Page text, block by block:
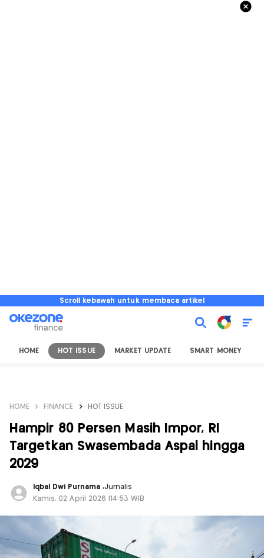
Scroll kebawah untuk membaca artikel
HOME HOT ISSUE MARKET UPDATE SMART MONEY
HOME FINANCE HOT ISSUE
Hampir 80 Persen Masih Impor, RI
Targetkan Swasembada Aspal hingga
2029
Iqbal Dwi Purnama ,Jurnalis
Kamis, 02 April 2026 |14:53 WIB